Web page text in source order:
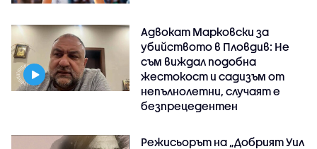
Адвокат Марковски за
убийството в Пловдив: Не
съм виждал подобна
жестокост и садизъм от
непълнолетни, случаят е
безпрецедентен
Режисьорът на „Добрият Уил